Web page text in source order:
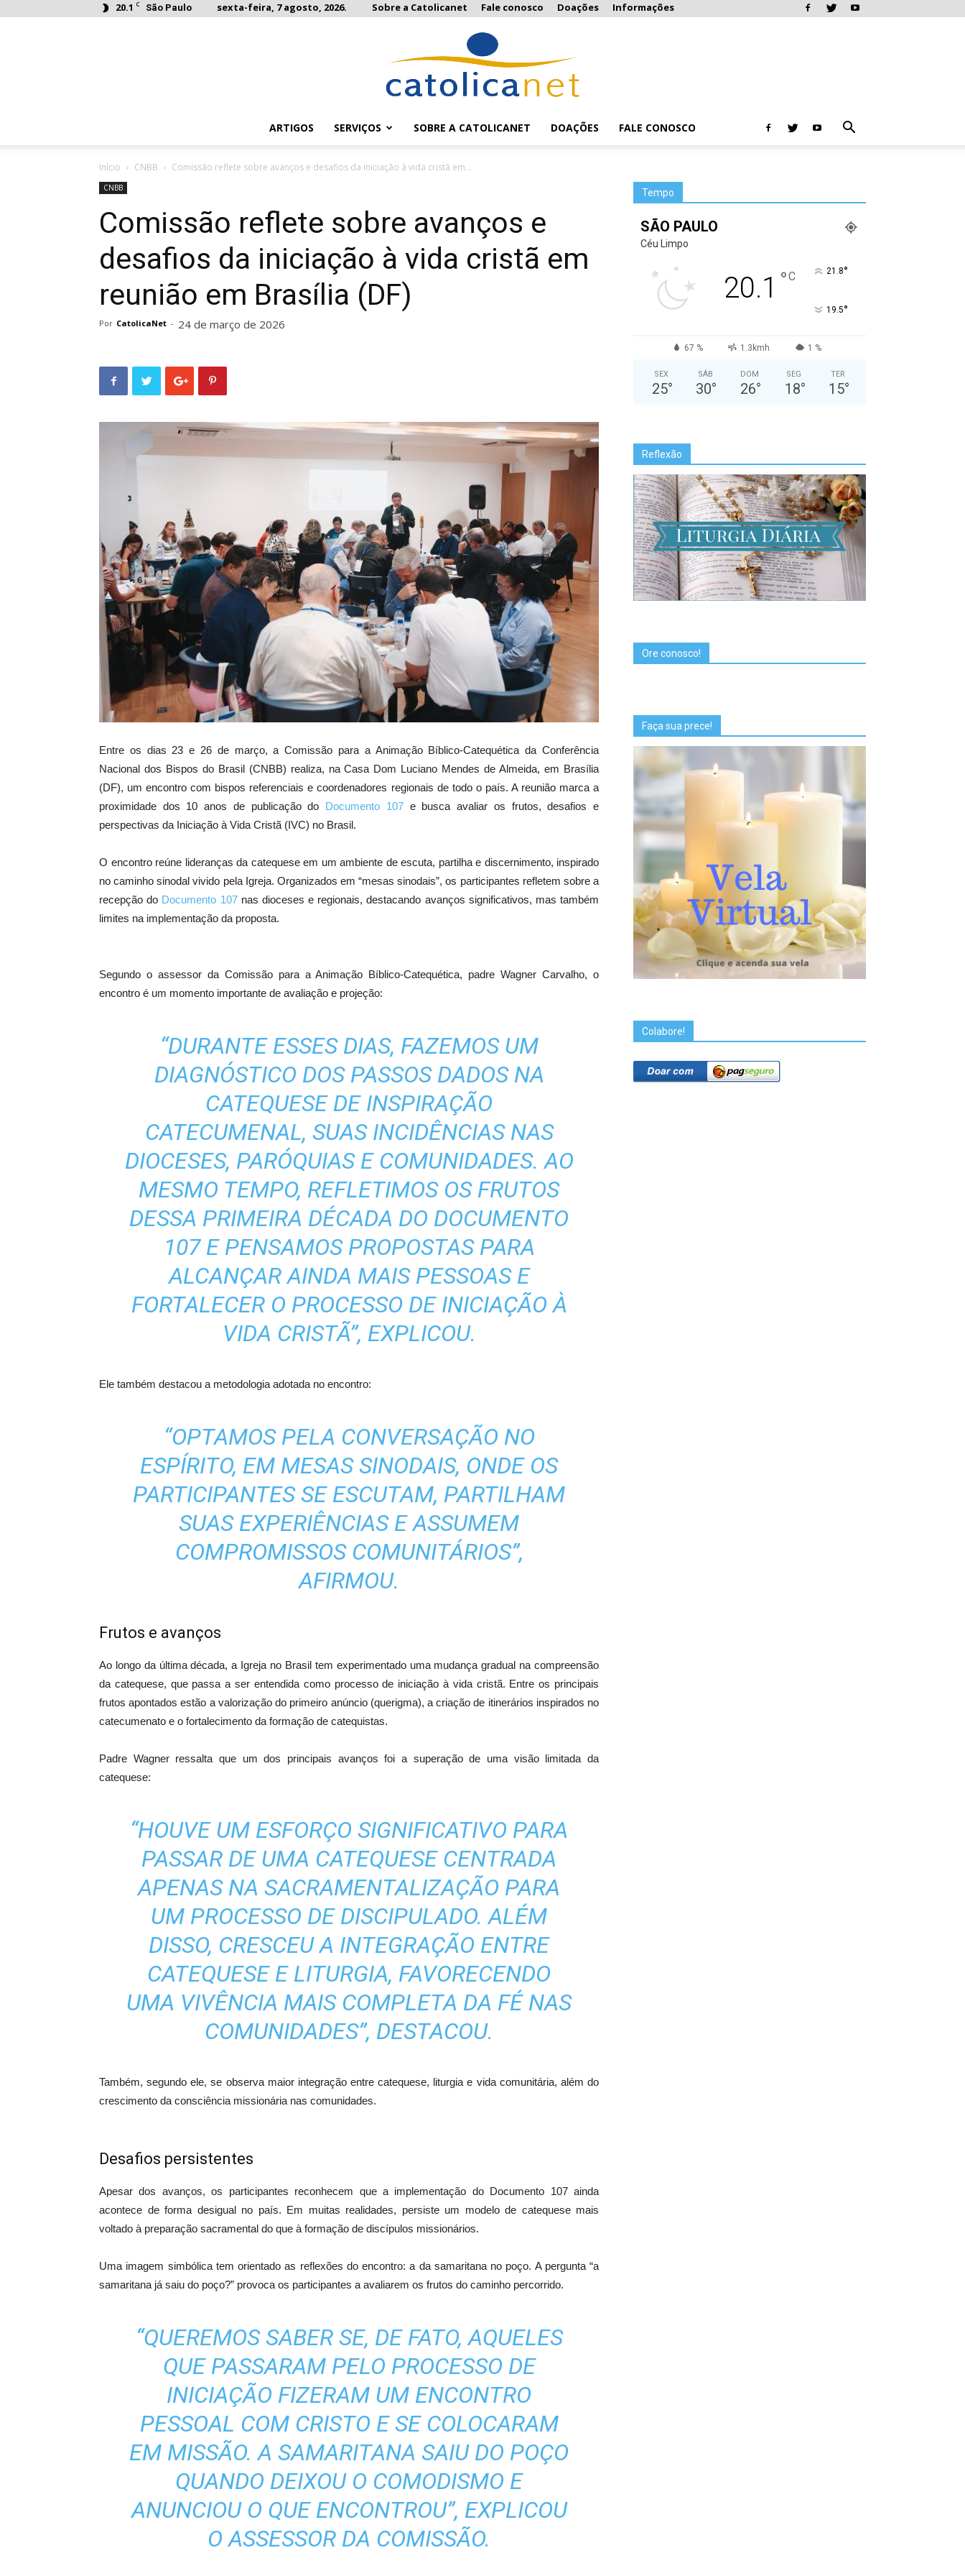
20.1 C São Paulo sexta-feira, 7 agosto, 2026. Sobre a Catolicanet Fale conosco Doações Informações
ARTIGOS SERVIÇOS SOBRE A CATOLICANET DOAÇÕES FALE CONOSCO
Início CNBB Comissão reflete sobre avanços e desafios da iniciação à vida cristã em...
CNBB
Comissão reflete sobre avanços e
desafios da iniciação à vida cristã em
reunião em Brasília (DF)
Por CatolicaNet - 24 de março de 2026
Entre os dias 23 e 26 de março, a Comissão para a Animação Bíblico-Catequética da Conferência
Nacional dos Bispos do Brasil (CNBB) realiza, na Casa Dom Luciano Mendes de Almeida, em Brasília
(DF), um encontro com bispos referenciais e coordenadores regionais de todo o país. A reunião marca a
proximidade dos 10 anos de publicação do Documento 107e busca avaliar os frutos, desafios e
perspectivas da Iniciação à Vida Cristã (IVC) no Brasil.
O encontro reúne lideranças da catequese em um ambiente de escuta, partilha e discernimento, inspirado
no caminho sinodal vivido pela Igreja. Organizados em “mesas sinodais”, os participantes refletem sobre a
recepção do Documento 107nas dioceses e regionais, destacando avanços significativos, mas também
limites na implementação da proposta.
Segundo o assessor da Comissão para a Animação Bíblico-Catequética, padre Wagner Carvalho, o
encontro é um momento importante de avaliação e projeção:
“DURANTE ESSES DIAS, FAZEMOS UM
DIAGNÓSTICO DOS PASSOS DADOS NA
CATEQUESE DE INSPIRAÇÃO
CATECUMENAL, SUAS INCIDÊNCIAS NAS
DIOCESES, PARÓQUIAS E COMUNIDADES. AO
MESMO TEMPO, REFLETIMOS OS FRUTOS
DESSA PRIMEIRA DÉCADA DO DOCUMENTO
107 E PENSAMOS PROPOSTAS PARA
ALCANÇAR AINDA MAIS PESSOAS E
FORTALECER O PROCESSO DE INICIAÇÃO À
VIDA CRISTÃ”, EXPLICOU.
Ele também destacou a metodologia adotada no encontro:
“OPTAMOS PELA CONVERSAÇÃO NO
ESPÍRITO, EM MESAS SINODAIS, ONDE OS
PARTICIPANTES SE ESCUTAM, PARTILHAM
SUAS EXPERIÊNCIAS E ASSUMEM
COMPROMISSOS COMUNITÁRIOS”,
AFIRMOU.
Frutos e avanços
Ao longo da última década, a Igreja no Brasil tem experimentado uma mudança gradual na compreensão
da catequese, que passa a ser entendida como processo de iniciação à vida cristã. Entre os principais
frutos apontados estão a valorização do primeiro anúncio (querigma), a criação de itinerários inspirados no
catecumenato e o fortalecimento da formação de catequistas.
Padre Wagner ressalta que um dos principais avanços foi a superação de uma visão limitada da
catequese:
“HOUVE UM ESFORÇO SIGNIFICATIVO PARA
PASSAR DE UMA CATEQUESE CENTRADA
APENAS NA SACRAMENTALIZAÇÃO PARA
UM PROCESSO DE DISCIPULADO. ALÉM
DISSO, CRESCEU A INTEGRAÇÃO ENTRE
CATEQUESE E LITURGIA, FAVORECENDO
UMA VIVÊNCIA MAIS COMPLETA DA FÉ NAS
COMUNIDADES”, DESTACOU.
Também, segundo ele, se observa maior integração entre catequese, liturgia e vida comunitária, além do
crescimento da consciência missionária nas comunidades.
Desafios persistentes
Apesar dos avanços, os participantes reconhecem que a implementação do Documento 107 ainda
acontece de forma desigual no país. Em muitas realidades, persiste um modelo de catequese mais
voltado à preparação sacramental do que à formação de discípulos missionários.
Uma imagem simbólica tem orientado as reflexões do encontro: a da samaritana no poço. A pergunta “a
samaritana já saiu do poço?” provoca os participantes a avaliarem os frutos do caminho percorrido.
“QUEREMOS SABER SE, DE FATO, AQUELES
QUE PASSARAM PELO PROCESSO DE
INICIAÇÃO FIZERAM UM ENCONTRO
PESSOAL COM CRISTO E SE COLOCARAM
EM MISSÃO. A SAMARITANA SAIU DO POÇO
QUANDO DEIXOU O COMODISMO E
ANUNCIOU O QUE ENCONTROU”, EXPLICOU
O ASSESSOR DA COMISSÃO.
Tempo
SÃO PAULO
Céu Limpo
20.1 °C 21.8°
19.5°
67 % 1.3kmh 1 %
SEX
25°
SÁB
30°
DOM
26°
SEG
18°
TER
15°
Reflexão
Ore conosco!
Faça sua prece!
Colabore!